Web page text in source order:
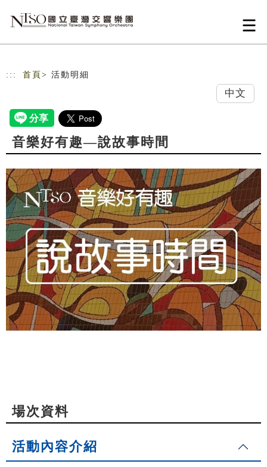
::: 首頁 > 活動明細
中文
音樂好有趣—說故事時間
場次資料
活動內容介紹